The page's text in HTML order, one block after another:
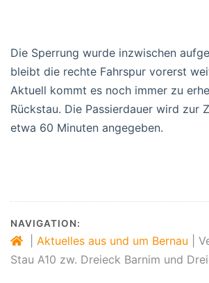
Die Sperrung wurde inzwischen
bleibt die rechte Fahrspur vorerst
Aktuell kommt es noch immer zu
Rückstau. Die Passierdauer wird zur
etwa 60 Minuten angegeben.
NAVIGATION:
Aktuelles aus und um Bernau
Stau A10 zw. Dreieck Barnim und